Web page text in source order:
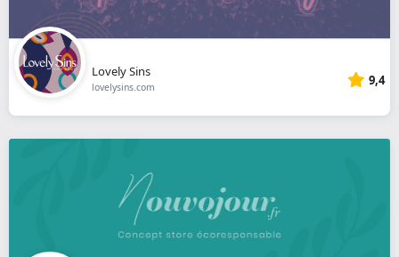
Lovely Sins
lovelysins.com 9,4